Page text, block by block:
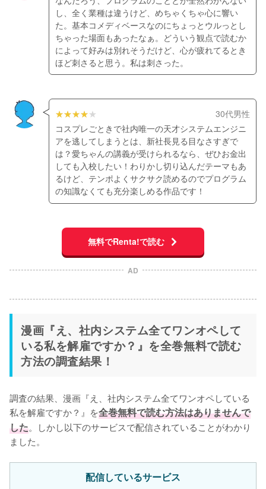
し、全く業種は違うけど、めちゃくちゃ心に響い
た。基本コメディベースなのにちょっとウルっとし
ちゃった場面もあったなぁ。どういう観点で読むか
によって好みは別れそうだけど、心が疲れてるとき
ほど刺さると思う。私は刺さった。
30代男性
コスプレごときで社内唯一の天才システムエンジニ
アを逃してしまうとは、新社長見る目なさすぎで
は？愛ちゃんの講義が受けられるなら、ぜひお金出
しても入校したい！わりかし切り込んだテーマもあ
るけど、テンポよくサクサク読めるのでプログラム
の知識なくても充分楽しめる作品です！
無料でRenta!で読む
AD
漫画『え、社内システム全てワンオペして
いる私を解雇ですか？』を全巻無料で読む
方法の調査結果！
調査の結果、漫画『え、社内システム全てワンオペしている
私を解雇ですか？』を全巻無料で読む方法はありませんで
した。しかし以下のサービスで配信されていることがわかり
ました。
配信しているサービス